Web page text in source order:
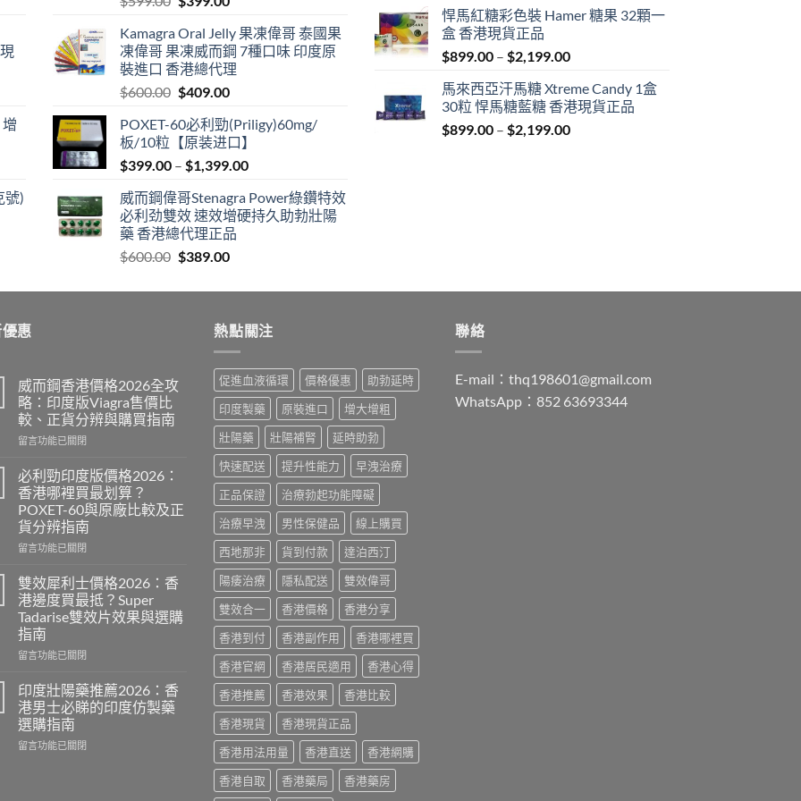
號)
was:
$599.00.
is:
$399.00.
Kamagra Oral Jelly 果凍偉哥 泰國果
凍偉哥 果凍威而鋼 7種口味 印度原
裝進口 香港總代理
$600.00 Original
was:
$600.00.
$409.00Current
is:
$409.00.
POXET-60必利勁(Priligy)60mg/
板/10粒【原装进口】
$399.00 – $1,399.00Price
$399.00
through
威而鋼偉哥Stenagra Power綠鑽特效
必利劲雙效 速效增硬持久助勃壯陽
藥 香港總代理正品
$600.00 Original
was:
$389.00Current
is:
$759.00
$1,939.00
悍馬紅糖彩色裝 Hamer 糖果 32顆一
盒 香港現貨正品
$899.00 – $2,199.00Price
$899.00
through
$2,199.00
馬來西亞汗馬糖 Xtreme Candy 1盒
30粒 悍馬糖藍糖 香港現貨正品
$899.00 – $2,199.00Price
惠
威而鋼香港價格2026全攻
略：印度版Viagra售價比
較、正貨分辨與購買指南
在
而
鋼
香
港
價
格
全
攻
略：
印
度
版
售
價
比
較、
正
留言功能已關閉
必利勁印度版價格2026：
香港哪裡買最划算？
POXET-60與原廠比較及正
貨分辨指南
在
利
勁
印
度
版
價
2026：
香
港
哪
裡
留言功能已關閉
雙效犀利士價格2026：香
港邊度買最抵？Super
Tadarise雙效片效果與選購
指南
在
效
犀
利
士
價
留言功能已關閉
印度壯陽藥推薦2026：香
港男士必睇的印度仿製藥
選購指南
在
留言功能已關閉
熱點關注
促進血液循環 價格優惠
助勃延時
印度製藥
原裝進口
增大增粗
壯陽藥
壯陽補腎
延時助勃
快速配送
提升性能力
早洩治療
正品保證
治療勃起功能障礙
治療早洩
男性保健品
線上購買
西地那非
貨到付款
達泊西汀
陽痿治療
隱私配送
雙效偉哥
雙效合一
香港價格
香港分享
香港到付
香港副作用
香港哪裡買
香港官網
香港居民適用
香港心得
香港推薦
香港效果
香港比較
香港現貨
香港現貨正品
香港用法用量
香港直送
香港網購
香港自取
香港藥局 香港藥房
聯絡
E-mail： thq198601@gmail.com
WhatsApp：852 63693344